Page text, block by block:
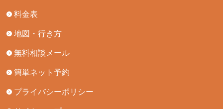
料金表
地図・行き方
無料相談メール
簡単ネット予約
プライバシーポリシー